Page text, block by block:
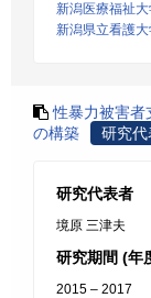
新潟医療福祉
新潟県立看護
性暴力被害者
の構築
研究代
研究代表者
境原 三津夫
研究期間 (年
2015 – 2017